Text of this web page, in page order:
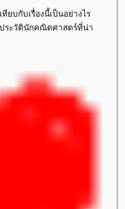
ยบกับเรื่องนี้เป็นอย่างไร
ประวัตินักคณิตศาสตร์ที่น่า